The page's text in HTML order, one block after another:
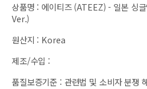
상품명 : 에이티즈 (ATEEZ) - 일본 싱
Ver.)
원산지 : Korea
제조/수입 :
품질보증기준 : 관련법 및 소비자 분쟁